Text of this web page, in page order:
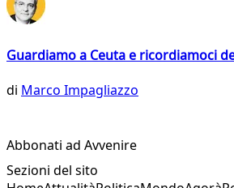
Guardiamo a Ceuta e ricordiamoci
di Marco Impagliazzo
Abbonati ad Avvenire
Sezioni del sito